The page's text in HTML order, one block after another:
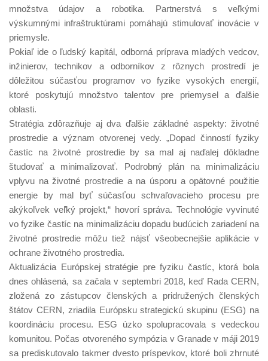
množstva údajov a robotika. Partnerstvá s veľkými
výskumnými infraštruktúrami pomáhajú stimulovať inovácie v
priemysle.
Pokiaľ ide o ľudský kapitál, odborná príprava mladých vedcov,
inžinierov, technikov a odborníkov z rôznych prostredí je
dôležitou súčasťou programov vo fyzike vysokých energií,
ktoré poskytujú množstvo talentov pre priemysel a ďalšie
oblasti.
Stratégia zdôrazňuje aj dva ďalšie základné aspekty: životné
prostredie a význam otvorenej vedy. „Dopad činností fyziky
častíc na životné prostredie by sa mal aj naďalej dôkladne
študovať a minimalizovať. Podrobný plán na minimalizáciu
vplyvu na životné prostredie a na úsporu a opätovné použitie
energie by mal byť súčasťou schvaľovacieho procesu pre
akýkoľvek veľký projekt,“ hovorí správa. Technológie vyvinuté
vo fyzike častíc na minimalizáciu dopadu budúcich zariadení na
životné prostredie môžu tiež nájsť všeobecnejšie aplikácie v
ochrane životného prostredia.
Aktualizácia Európskej stratégie pre fyziku častíc, ktorá bola
dnes ohlásená, sa začala v septembri 2018, keď Rada CERN,
zložená zo zástupcov členských a pridružených členských
štátov CERN, zriadila Európsku strategickú skupinu (ESG) na
koordináciu procesu. ESG úzko spolupracovala s vedeckou
komunitou. Počas otvoreného sympózia v Granade v máji 2019
sa prediskutovalo takmer dvesto príspevkov, ktoré boli zhrnuté